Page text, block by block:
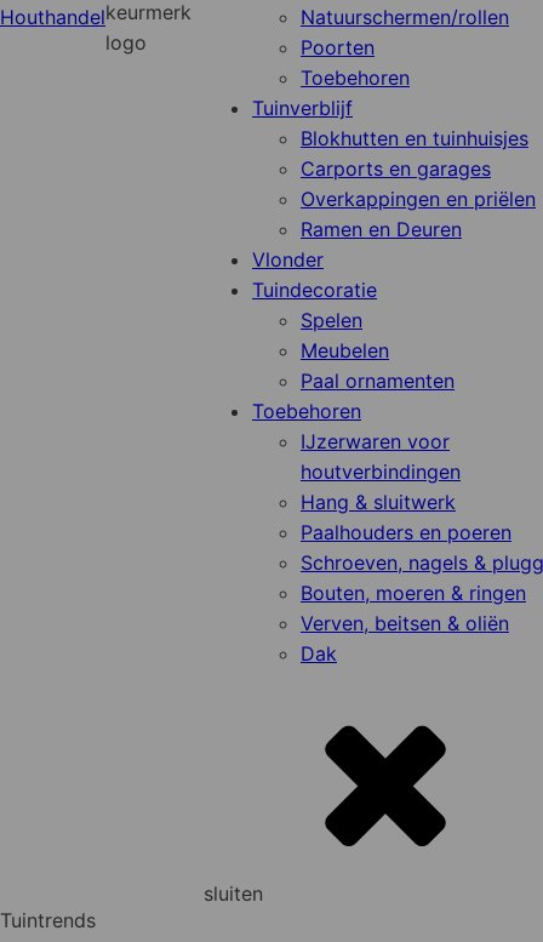
Natuurschermen/rollen
Poorten
Toebehoren
Tuinverblijf
Blokhutten en tuinhuisjes
Carports en garages
Overkappingen en priëlen
Ramen en Deuren
Vlonder
Tuindecoratie
Spelen
Meubelen
Paal ornamenten
Toebehoren
IJzerwaren voor
houtverbindingen
Hang & sluitwerk
Paalhouders en poeren
Schroeven, nagels &
Bouten, moeren & ringen
Verven, beitsen & oliën
Dak
sluiten
Tuintrends